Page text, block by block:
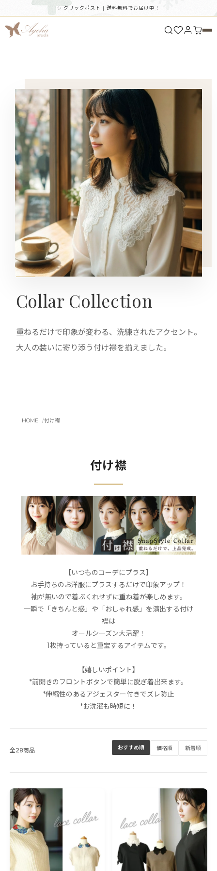
✨ クリックポスト | 送料無料でお届け中！
Collar Collection
重ねるだけで印象が変わる、洗練されたアクセント。
大人の装いに寄り添う付け襟を揃えました。
HOME 付け襟
付け襟
【いつものコーデにプラス】
お手持ちのお洋服にプラスするだけで印象アップ！
袖が無いので着ぶくれせずに重ね着が楽しめます。
一瞬で「きちんと感」や「おしゃれ感」を演出する付け
襟は
オールシーズン大活躍！
1枚持っていると重宝するアイテムです。
【嬉しいポイント】
*前開きのフロントボタンで簡単に脱ぎ着出来ます。
*伸縮性のあるアジェスター付きでズレ防止
*お洗濯も時短に！
全28商品 おすすめ順 価格順 新着順